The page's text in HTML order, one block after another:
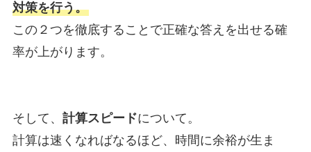
対策を行う。
この２つを徹底することで正確な答えを出せる確
率が上がります。
そして、 計算スピードについて。
計算は速くなればなるほど、時間に余裕が生ま